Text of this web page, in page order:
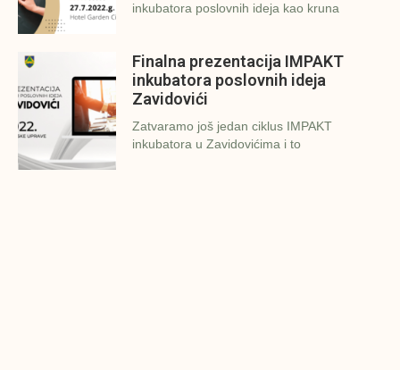
inkubatora poslovnih ideja kao kruna
Finalna prezentacija IMPAKT
inkubatora poslovnih ideja
Zavidovići
Zatvaramo još jedan ciklus IMPAKT
inkubatora u Zavidovićima i to